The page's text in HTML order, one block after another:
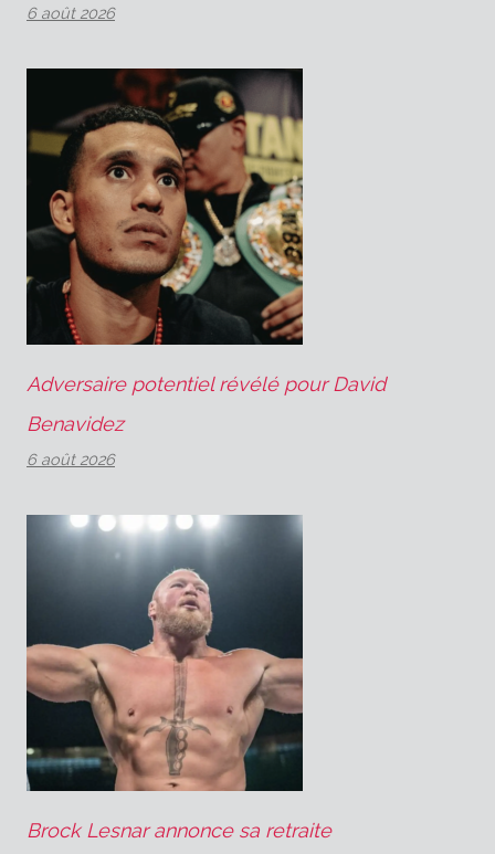
6 août 2026
Adversaire potentiel révélé pour David
Benavidez
6 août 2026
Brock Lesnar annonce sa retraite